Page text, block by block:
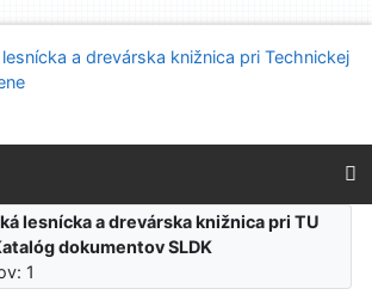
prístupnosti
lesnícka a drevárska knižnica pri TU
dokumentov SLDK
1